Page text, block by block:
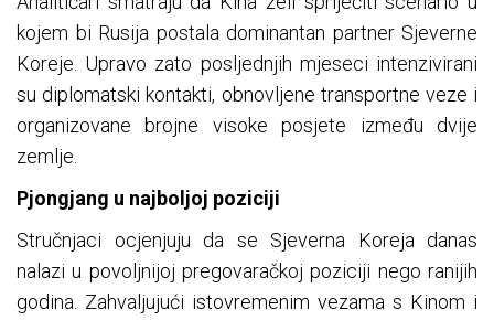
kojem bi Rusija postala dominantan partner Sjeverne
Koreje. Upravo zato posljednjih mjeseci intenzivirani
su diplomatski kontakti, obnovljene transportne veze i
organizovane brojne visoke posjete između dvije
zemlje.
Pjongjang u najboljoj poziciji
Stručnjaci ocjenjuju da se Sjeverna Koreja danas
nalazi u povoljnijoj pregovaračkoj poziciji nego ranijih
godina. Zahvaljujući istovremenim vezama s Kinom i